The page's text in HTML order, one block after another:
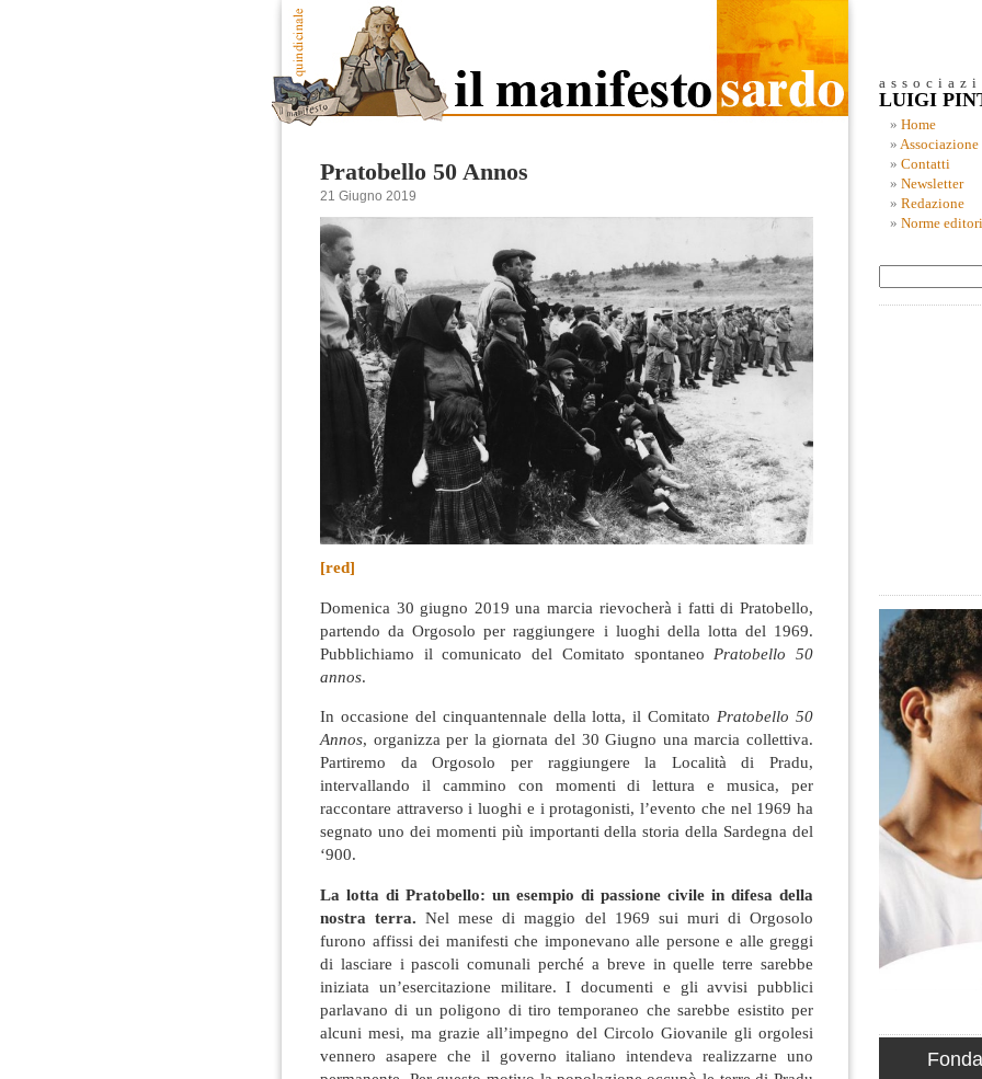
Pratobello 50 Annos
21 Giugno 2019
[red]
Domenica 30 giugno 2019 una marcia rievocherà i fatti di Pratobello,
partendo da Orgosolo per raggiungere i luoghi della lotta del 1969.
Pubblichiamo il comunicato del Comitato spontaneo Pratobello 50
annos.
In occasione del cinquantennale della lotta, il Comitato Pratobello 50
Annos, organizza per la giornata del 30 Giugno una marcia collettiva.
Partiremo da Orgosolo per raggiungere la Località di Pradu,
intervallando il cammino con momenti di lettura e musica, per
raccontare attraverso i luoghi e i protagonisti, l’evento che nel 1969 ha
segnato uno dei momenti più importanti della storia della Sardegna del
‘900.
La lotta di Pratobello: un esempio di passione civile in difesa della
nostra terra.Nel mese di maggio del 1969 sui muri di Orgosolo
furono affissi dei manifesti che imponevano alle persone e alle greggi
di lasciare i pascoli comunali perché a breve in quelle terre sarebbe
iniziata un’esercitazione militare. I documenti e gli avvisi pubblici
parlavano di un poligono di tiro temporaneo che sarebbe esistito per
alcuni mesi, ma grazie all’impegno del Circolo Giovanile gli orgolesi
vennero asapere che il governo italiano intendeva realizzarne uno
LUIGI
Home
Associazione
Contatti
Newsletter
Redazione
Norme